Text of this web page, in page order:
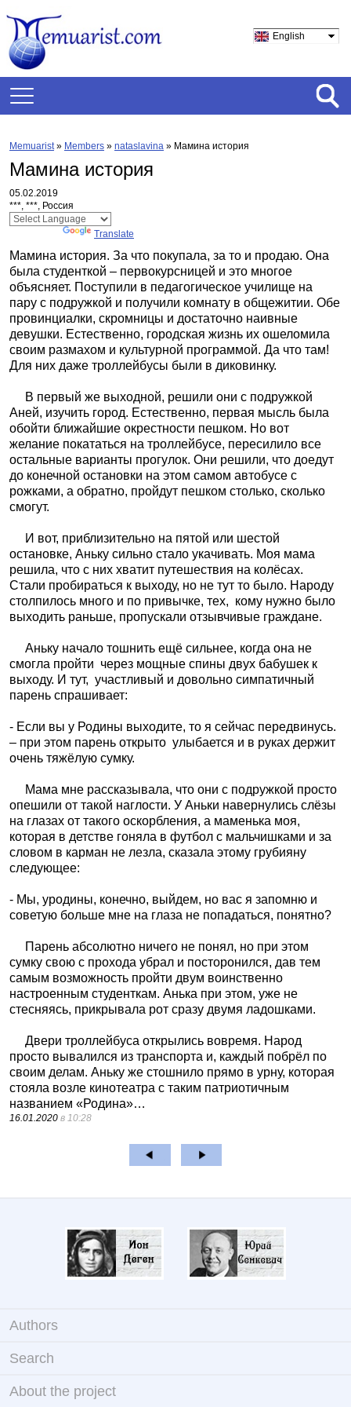
English
Memuarist» Members » nataslavina » Мамина история
Мамина история
05.02.2019
***, ***, Россия
Translate
Мамина история. За что покупала, за то и продаю. Она
была студенткой – первокурсницей и это многое
объясняет. Поступили в педагогическое училище на
пару с подружкой и получили комнату в общежитии. Обе
провинциалки, скромницы и достаточно наивные
девушки. Естественно, городская жизнь их ошеломила
своим размахом и культурной программой. Да что там!
Для них даже троллейбусы были в диковинку.
В первый же выходной, решили они с подружкой
Аней, изучить город. Естественно, первая мысль была
обойти ближайшие окрестности пешком. Но вот
желание покататься на троллейбусе, пересилило все
остальные варианты прогулок. Они решили, что доедут
до конечной остановки на этом самом автобусе с
рожками, а обратно, пройдут пешком столько, сколько
смогут.
И вот, приблизительно на пятой или шестой
остановке, Аньку сильно стало укачивать. Моя мама
решила, что с них хватит путешествия на колёсах.
Стали пробираться к выходу, но не тут то было. Народу
столпилось много и по привычке, тех, кому нужно было
выходить раньше, пропускали отзывчивые граждане.
Аньку начало тошнить ещё сильнее, когда она не
смогла пройти через мощные спины двух бабушек к
выходу. И тут, участливый и довольно симпатичный
парень спрашивает:
- Если вы у Родины выходите, то я сейчас передвинусь.
– при этом парень открыто улыбается и в руках держит
очень тяжёлую сумку.
Мама мне рассказывала, что они с подружкой просто
опешили от такой наглости. У Аньки навернулись слёзы
на глазах от такого оскорбления, а маменька моя,
которая в детстве гоняла в футбол с мальчишками и за
словом в карман не лезла, сказала этому грубияну
следующее:
- Мы, уродины, конечно, выйдем, но вас я запомню и
советую больше мне на глаза не попадаться, понятно?
Парень абсолютно ничего не понял, но при этом
сумку свою с прохода убрал и посторонился, дав тем
самым возможность пройти двум воинственно
настроенным студенткам. Анька при этом, уже не
стесняясь, прикрывала рот сразу двумя ладошками.
Двери троллейбуса открылись вовремя. Народ
просто вывалился из транспорта и, каждый побрёл по
своим делам. Аньку же стошнило прямо в урну, которая
стояла возле кинотеатра с таким патриотичным
названием «Родина»…
16.01.2020 в 10:28
Authors
Search
About the project